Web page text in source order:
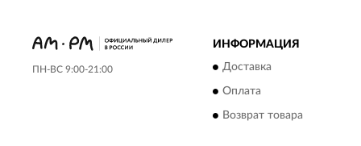
ПН-ВС 9:00-21:00
ИНФОРМАЦИЯ
Доставка
Оплата
Возврат товара